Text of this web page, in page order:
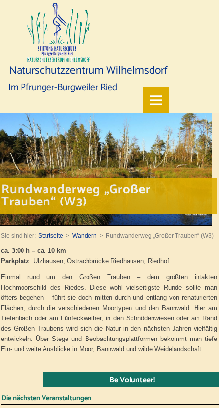
Naturschutzzentrum Wilhelmsdorf
Im Pfrunger-Burgweiler Ried
Rundwanderweg „Großer
Trauben“ (W3)
Sie sind hier: Startseite Wandern Rundwanderweg „Großer Trauben“ (W3)
ca. 3:00 h – ca. 10 km
Parkplatz: Ulzhausen, Ostrachbrücke Riedhausen, Riedhof
Einmal rund um den Großen Trauben – dem größten intakten
Hochmoorschild des Riedes. Diese wohl vielseitigste Runde sollte man
öfters begehen – führt sie doch mitten durch und entlang von renaturierten
Flächen, durch die verschiedenen Moortypen und den Bannwald. Hier am
Tiefenbach oder am Fünfeckweiher, in den Schnödenwiesen oder am Rand
des Großen Traubens wird sich die Natur in den nächsten Jahren vielfältig
entwickeln. Über Stege und Beobachtungsplattformen bekommt man tiefe
Ein- und weite Ausblicke in Moor, Bannwald und wilde Weidelandschaft.
Be Volunteer!
Die nächsten Veranstaltungen